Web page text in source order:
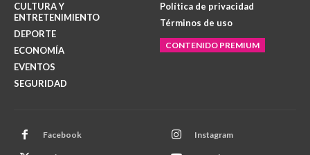
CULTURA Y
ENTRETENIMIENTO
DEPORTE
ECONOMÍA
EVENTOS
SEGURIDAD
Política de privacidad
Términos de uso
CONTENIDO PREMIUM
Facebook Instagram